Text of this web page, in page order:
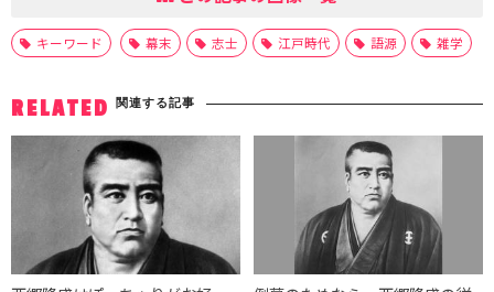
キーワード 幕末 志士 江戸時代 語源 雑学
RELATED 関連する記事